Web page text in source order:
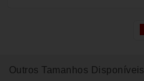
Outros Tamanhos Disponíveis